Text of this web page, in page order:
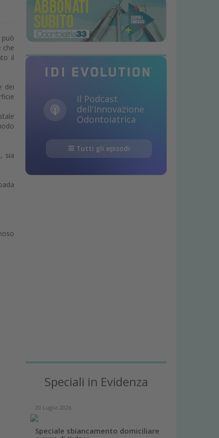
che
il
dei
sia
Il Podcast
dell'Innovazione
Odontoiatrica
Tutti gli episodi
Speciali in Evidenza
20 Luglio 2026
Speciale sbiancamento domiciliare